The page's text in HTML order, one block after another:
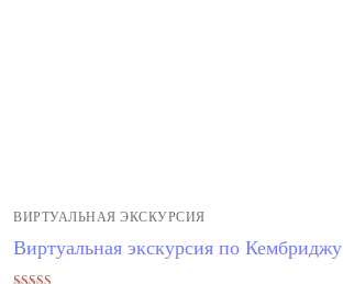
ВИРТУАЛЬНАЯ ЭКСКУРСИЯ
Виртуальная экскурсия по Кембриджу